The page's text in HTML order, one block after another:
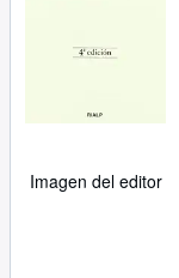
Imagen del editor